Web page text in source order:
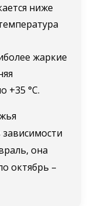
ниже
жаркие
+35 °С.
зависимости
она
октябрь –